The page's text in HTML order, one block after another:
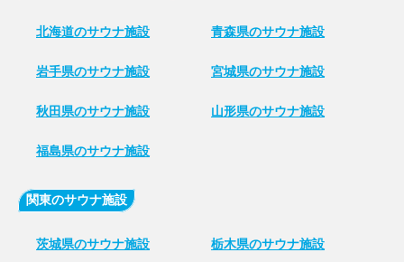
北海道のサウナ施設 青森県のサウナ施設
岩手県のサウナ施設 宮城県のサウナ施設
秋田県のサウナ施設 山形県のサウナ施設
福島県のサウナ施設
関東のサウナ施設
茨城県のサウナ施設 栃木県のサウナ施設